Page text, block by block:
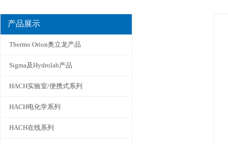
产品展示
Thermo Orion奥立龙产品
Sigma及Hydrolab产品
HACH实验室/便携式系列
HACH电化学系列
HACH在线系列